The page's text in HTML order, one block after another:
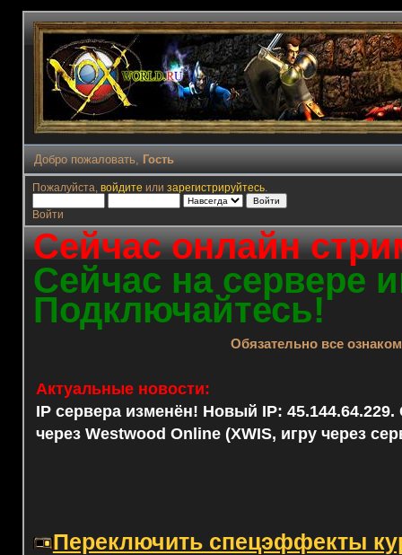
Добро пожаловать, Гость
Пожалуйста, войдите или зарегистрируйтесь.
Войти
Сейчас онлайн
Сейчас на сервере
Подключайтесь!
Обязательно все
Актуальные новости:
IP сервера изменён! Новый IP: 45.144.64.229.
через Westwood Online (XWIS, игру через
Переключить спецэффекты